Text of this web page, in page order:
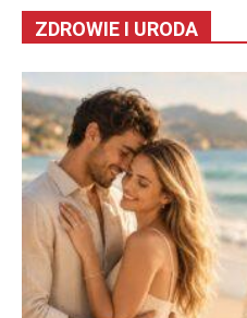
ZDROWIE I URODA